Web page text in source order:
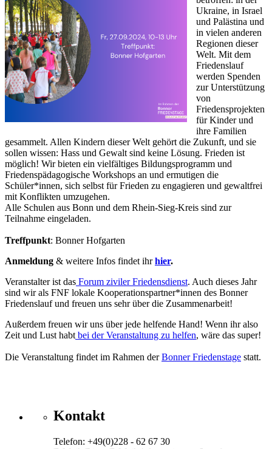
Ukraine, in Israel
und Palästina und
in vielen anderen
Regionen dieser
Welt. Mit dem
Friedenslauf
werden Spenden
zur Unterstützung
von
Friedensprojekten
für Kinder und
ihre Familien
gesammelt. Allen Kindern dieser Welt gehört die Zukunft, und sie
sollen wissen: Hass und Gewalt sind keine Lösung. Frieden ist
möglich! Wir bieten ein vielfältiges Bildungsprogramm und
Friedenspädagogische Workshops an und ermutigen die
Schüler*innen, sich selbst für Frieden zu engagieren und gewaltfrei
mit Konflikten umzugehen.
Alle Schulen aus Bonn und dem Rhein-Sieg-Kreis sind zur
Teilnahme eingeladen.
Treffpunkt: Bonner Hofgarten
Anmeldung & weitere Infos findet ihr hier.
Veranstalter ist das Forum ziviler Friedensdienst. Auch dieses Jahr
sind wir als FNF lokale Kooperationspartner*innen des Bonner
Friedenslauf und freuen uns sehr über die Zusammenarbeit!
Außerdem freuen wir uns über jede helfende Hand! Wenn ihr also
Zeit und Lust habt bei der Veranstaltung zu helfen, wäre das super!
Die Veranstaltung findet im Rahmen derBonner Friedenstage statt.
Kontakt
Telefon: +49(0)228 - 62 67 30